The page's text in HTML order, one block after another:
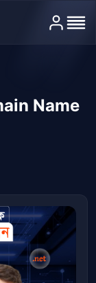
Name